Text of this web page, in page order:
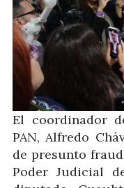
El coordinador
PAN, Alfredo
de presunto
Poder Judicial